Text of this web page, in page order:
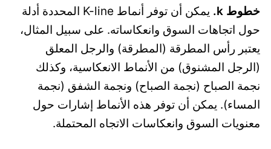
خطوط k.
يمكن أن توفر أنماط K-line المحددة أدلة
حول اتجاهات السوق وانعكاساته. على سبيل المثال،
يعتبر رأس المطرقة (المطرقة) والرجل المعلق
(الرجل المشنوق) من الأنماط الانعكاسية، وكذلك
نجمة الصباح (نجمة الصباح) ونجمة الشفق (نجمة
المساء). يمكن أن توفر هذه الأنماط إشارات حول
معنويات السوق وانعكاسات الاتجاه المحتملة.